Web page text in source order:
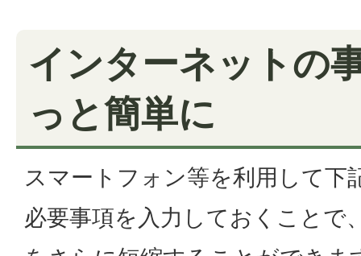
インターネットの
っと簡単に
スマートフォン等を利用して下
必要事項を入力しておくことで